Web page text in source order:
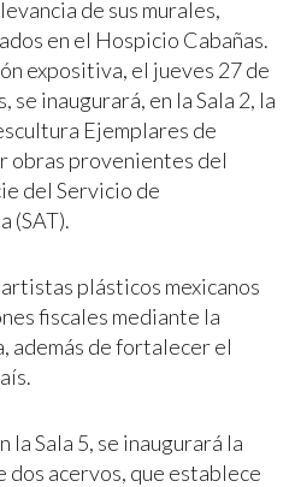
de sus murales,
en el Hospicio Cabañas.
expositiva, el jueves 27 de
se inaugurará, en la Sala 2, la
Ejemplares de
obras provenientes del
del Servicio de
(SAT).
plásticos mexicanos
fiscales mediante la
además de fortalecer el
la Sala 5, se inaugurará la
acervos, que establece